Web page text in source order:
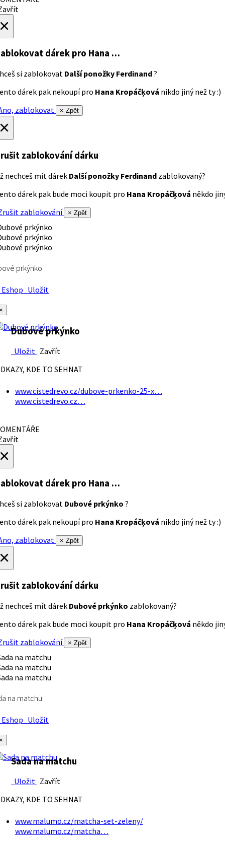
dárek pro Hana …
si zablokovat Další ponožky Ferdinand?
dárek pak nekoupí pro Hana Kropáčķová nikdo jiný než ty :)
zablokovat
× Zpět
zablokování dárku
nechceš mít dárek Další ponožky Ferdinand zablokovaný?
dárek pak bude moci koupit pro Hana Kropáčķová někdo
zablokování
× Zpět
prkýnko
Uložit
Dubové prkýnko
Uložit Zavřít
KDE TO SEHNAT
www.cistedrevo.cz/dubove-prkenko-25-x…
www.cistedrevo.cz…
dárek pro Hana …
si zablokovat Dubové prkýnko ?
dárek pak nekoupí pro Hana Kropáčķová nikdo jiný než ty :)
zablokovat
× Zpět
zablokování dárku
nechceš mít dárek Dubové prkýnko zablokovaný?
dárek pak bude moci koupit pro Hana Kropáčķová někdo
zablokování
× Zpět
na matchu
Uložit
Sada na matchu
Uložit Zavřít
KDE TO SEHNAT
www.malumo.cz/matcha-set-zeleny/
www.malumo.cz/matcha…